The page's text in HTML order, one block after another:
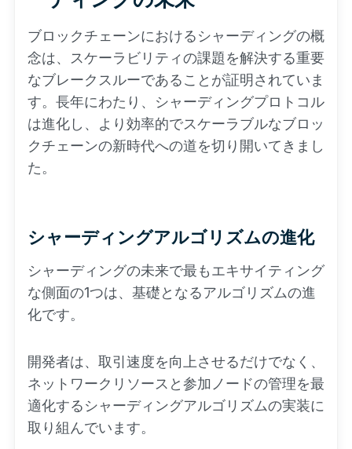
ブロックチェーンにおけるシャーディングの概
念は、スケーラビリティの課題を解決する重要
なブレークスルーであることが証明されていま
す。長年にわたり、シャーディングプロトコル
は進化し、より効率的でスケーラブルなブロッ
クチェーンの新時代への道を切り開いてきまし
た。
シャーディングアルゴリズムの進化
シャーディングの未来で最もエキサイティング
な側面の1つは、基礎となるアルゴリズムの進
化です。
開発者は、取引速度を向上させるだけでなく、
ネットワークリソースと参加ノードの管理を最
適化するシャーディングアルゴリズムの実装に
取り組んでいます。